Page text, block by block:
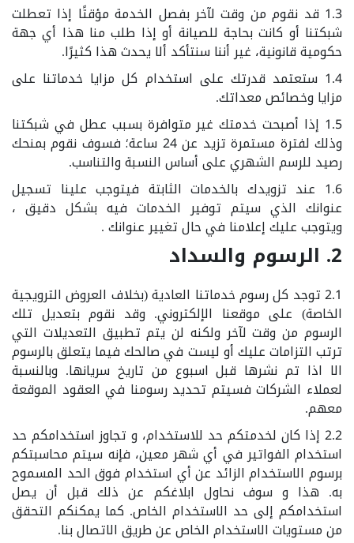
1.3 قد نقوم من وقت لآخر بفصل الخدمة مؤقتًا إذا تعطلت
شبكتنا أو كانت بحاجة للصيانة أو إذا طلب منا هذا أي جهة
حكومية قانونية، غير أننا سنتأكد ألا يحدث هذا كثيرًا.
1.4 ستعتمد قدرتك على استخدام كل مزايا خدماتنا على
مزايا وخصائص معداتك.
1.5 إذا أصبحت خدمتك غير متوافرة بسبب عطل في شبكتنا
وذلك لفترة مستمرة تزيد عن 24 ساعة؛ فسوف نقوم بمنحك
رصيد للرسم الشهري على أساس النسبة والتناسب.
1.6 عند تزويدك بالخدمات الثابتة فيتوجب علينا تسجيل
عنوانك الذي سيتم توفير الخدمات فيه بشكل دقيق ،
ويتوجب عليك إعلامنا في حال تغيير عنوانك .
2. الرسوم والسداد
2.1 توجد كل رسوم خدماتنا العادية (بخلاف العروض الترويجية
الخاصة) على موقعنا الإلكتروني. وقد نقوم بتعديل تلك
الرسوم من وقت لآخر ولكنه لن يتم تطبيق التعديلات التي
ترتب التزامات عليك أو ليست في صالحك فيما يتعلق بالرسوم
الا اذا تم نشرها قبل اسبوع من تاريخ سريانها. وبالنسبة
لعملاء الشركات فسيتم تحديد رسومنا في العقود الموقعة
معهم.
2.2 إذا كان لخدمتكم حد للاستخدام، و تجاوز استخدامكم حد
استخدام الفواتير في أي شهر معين، فإنه سيتم محاسبتكم
برسوم الاستخدام الزائد عن أي استخدام فوق الحد المسموح
به. هذا و سوف نحاول ابلاغكم عن ذلك قبل أن يصل
استخدامكم إلى حد الاستخدام الخاص. كما يمكنكم التحقق
من مستويات الاستخدام الخاص عن طريق الاتصال بنا.